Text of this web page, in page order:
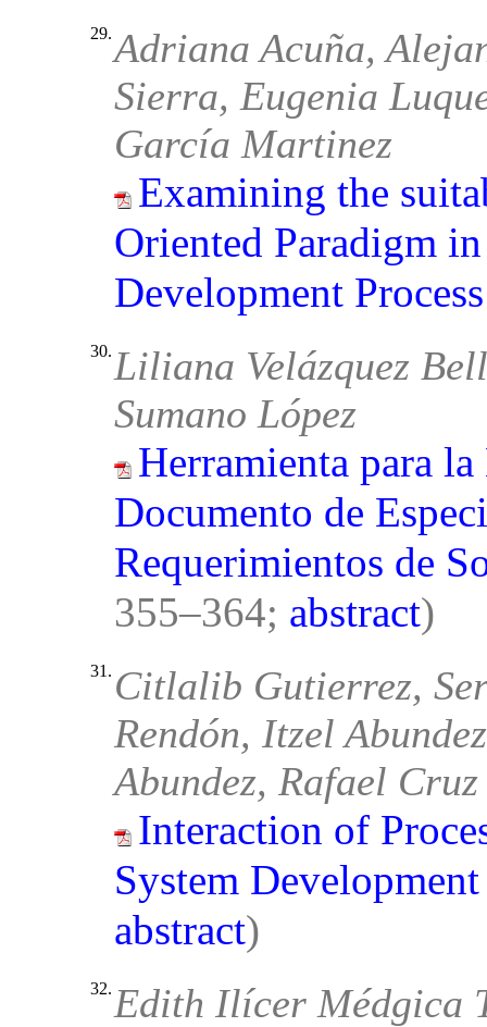
29.Adriana Acuña,
Sierra, Eugenia
García Martinez
Examining the
Oriented Paradigm
Development Process
30. Liliana Velázquez
Sumano López
Herramienta para
Documento de
Requerimientos de
355–364; abstract)
31. Citlalib Gutierrez,
Rendón, Itzel
Abundez, Rafael Cruz
Interaction of
System
abstract)
32. Edith Ilícer Médgica